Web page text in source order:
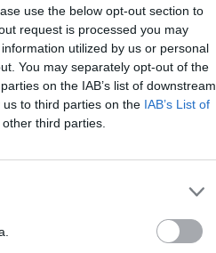
use the below opt-out section to
request is processed you may
utilized by us or personal
You may separately opt-out of the
on the IAB’s list of downstream
to third parties on the IAB’s List of
third parties.